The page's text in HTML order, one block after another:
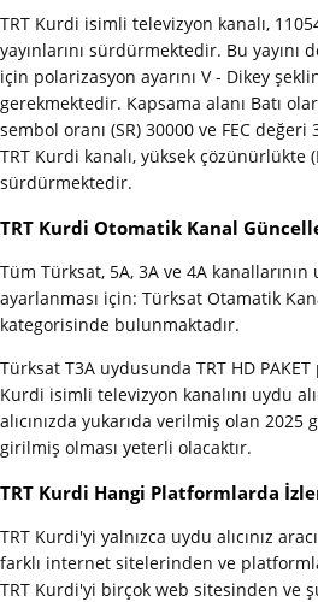
TRT Kurdi isimli televizyon kanalı,
yayınlarını sürdürmektedir. Bu
için polarizasyon ayarını V - Dikey
gerekmektedir. Kapsama alanı Batı
sembol oranı (SR) 30000 ve FEC
TRT Kurdi kanalı, yüksek çözünürlükte
sürdürmektedir.
TRT Kurdi Otomatik Kanal
Tüm Türksat, 5A, 3A ve 4A kanallarının
ayarlanması için: Türksat Otamatik
kategorisinde bulunmaktadır.
Türksat T3A uydusunda TRT HD
Kurdi isimli televizyon kanalını uydu
alıcınızda yukarıda verilmiş olan 2025
girilmiş olması yeterli olacaktır.
TRT Kurdi Hangi Platformlarda
TRT Kurdi'yi yalnızca uydu alıcınız
farklı internet sitelerinden ve
TRT Kurdi'yi birçok web sitesinden ve